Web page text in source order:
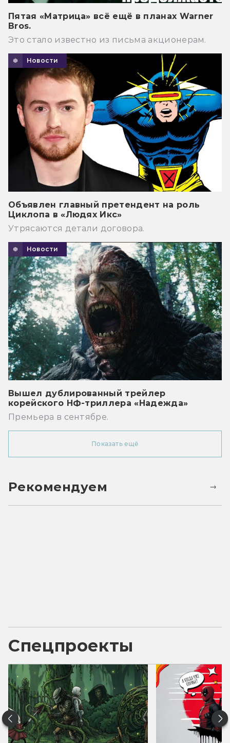
Пятая «Матрица» всё ещё в планах Warner
Bros.
Это стало известно из письма акционерам.
Новости
Объявлен главный претендент на роль
Циклопа в «Людях Икс»
Утрясаются детали договора.
Новости
Вышел дублированный трейлер
корейского НФ-триллера «Надежда»
Премьера в сентябре.
Показать ещё
Рекомендуем
Спецпроекты